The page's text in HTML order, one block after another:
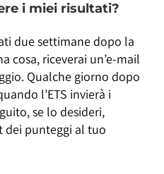
i miei risultati?
due settimane dopo la
cosa, riceverai un’e-mail
Qualche giorno dopo
l’ETS invierà i
se lo desideri,
dei punteggi al tuo